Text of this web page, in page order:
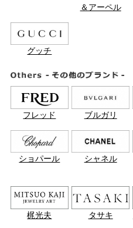
＆アーペル
グッチ
フレッド ブルガリ
ショパール シャネル
梶光夫 タサキ